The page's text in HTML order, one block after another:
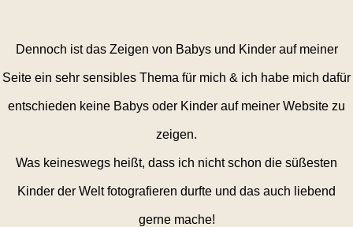
Dennoch ist das Zeigen von Babys und Kinder auf meiner
Seite ein sehr sensibles Thema für mich & ich habe mich dafür
entschieden keine Babys oder Kinder auf meiner Website zu
zeigen.
Was keineswegs heißt, dass ich nicht schon die süßesten
Kinder der Welt fotografieren durfte und das auch liebend
gerne mache!